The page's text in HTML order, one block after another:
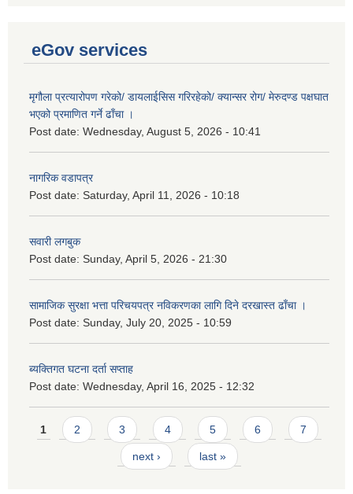
eGov services
मृगौला प्रत्यारोपण गरेको/ डायलाईसिस गरिरहेको/ क्यान्सर रोग/ मेरुदण्ड पक्षघात
भएको प्रमाणित गर्ने ढाँचा ।
Post date: Wednesday, August 5, 2026 - 10:41
नागरिक वडापत्र
Post date: Saturday, April 11, 2026 - 10:18
सवारी लगबुक
Post date: Sunday, April 5, 2026 - 21:30
सामाजिक सुरक्षा भत्ता परिचयपत्र नविकरणका लागि दिने दरखास्त ढाँचा ।
Post date: Sunday, July 20, 2025 - 10:59
ब्यक्तिगत घटना दर्ता सप्ताह
Post date: Wednesday, April 16, 2025 - 12:32
Pages
1 2 3 4 5 6 7
next › last »